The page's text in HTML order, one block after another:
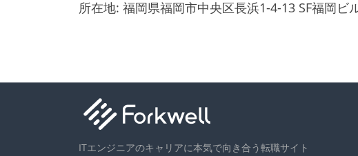
所在地: 福岡県福岡市中央区長浜1-4-13 SF福岡ビ
ITエンジニアのキャリアに本気で向き合う転職サイト